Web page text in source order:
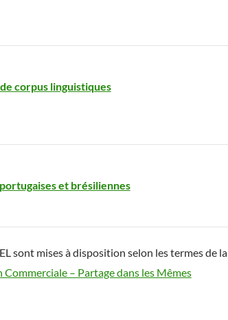
corpus linguistiques
et brésiliennes
sont mises à disposition selon les termes de la
– Partage dans les Mêmes